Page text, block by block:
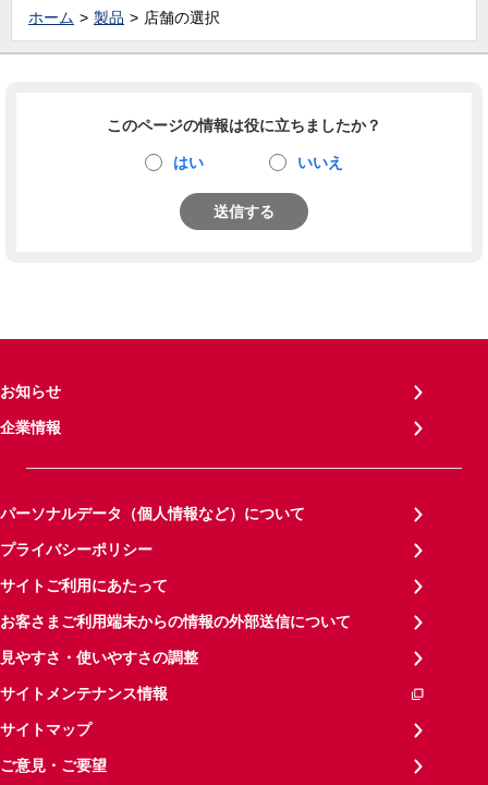
ホーム 製品 店舗の選択
このページの情報は役に立ちましたか？
はい いいえ
送信する
お知らせ
企業情報
パーソナルデータ（個人情報など）について
プライバシーポリシー
サイトご利用にあたって
お客さまご利用端末からの情報の外部送信について
見やすさ・使いやすさの調整
サイトメンテナンス情報
サイトマップ
ご意見・ご要望